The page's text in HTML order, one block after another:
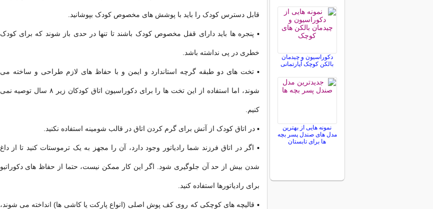
قابل دسترس کودک را باید با پوشش های مخصوص کودک بپوشانید.
▪ پنجره ها باید دارای قفل مخصوص کودک باشند تا تنها در حدی باز شوند که برای کودک
خطری در پی نداشته باشد.
▪ تخت های دو طبقه گرچه استاندارد و ایمن و با حفاظ های لازم طراحی و ساخته می
شوند، اما استفاده از این تخت ها را برای دکوراسیون اتاق کودکان زیر ۸ سال توصیه نمی
کنیم.
▪ در اتاق کودک از آتش برای گرم کردن اتاق در قالب شومینه استفاده نکنید.
▪ اگر در اتاق فرزند شما رادیاتور وجود دارد، آن را مجهز به یک ترموستات کنید تا از داغ
شدن بیش از حد آن جلوگیری شود. اگر این کار ممکن نیست، حتما از حفاظ های دکوراتیو
برای رادیاتورها استفاده کنید.
▪ قالیچه های کوچکی که روی کف پوش اصلی (انواع پارکت یا کاشی ها) انداخته می شوند،
دکوراسیون و چیدمان
بالکن کوچک آپارتمانی
نمونه هایی از بهترین
مدل های صندل پسر بچه
ها برای تابستان